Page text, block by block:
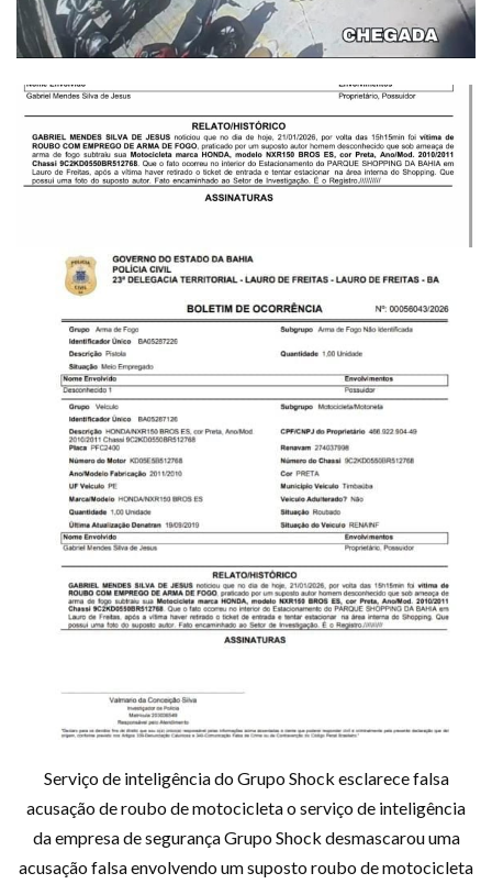
Serviço de inteligência do Grupo Shock esclarece falsa
acusação de roubo de motocicleta o serviço de inteligência
da empresa de segurança Grupo Shock desmascarou uma
acusação falsa envolvendo um suposto roubo de motocicleta